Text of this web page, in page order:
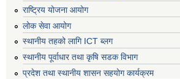
राष्ट्रिय योजना आयोग
लोक सेवा आयोग
स्थानीय तहको लागि ICT ब्लग
स्थानीय पूर्वाधार तथा कृषि सडक विभाग
प्रदेश तथा स्थानीय शासन सहयोग कार्यक्रम